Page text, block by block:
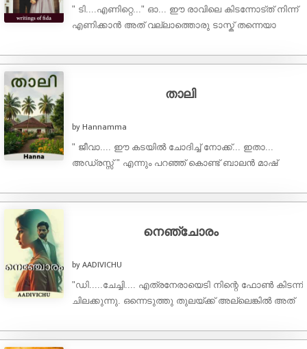
" ടി....എണിറ്റെ..." ഓ... ഈ രാവിലെ കിടന്നോട്ത് നിന്ന്
എണിക്കാൻ അത് വല്ലാത്തൊരു ടാസ്ക് തന്നെയാ
നിസ്കരിച്ചാൽ ...
താലി
by Hannamma
" ജീവാ.... ഈ കടയിൽ ചോദിച്ച് നോക്ക്... ഇതാ...
അഡ്രസ്സ് " എന്നും പറഞ്ഞ് കൊണ്ട് ബാലൻ മാഷ്
നെഞ്ചോരം
by AADIVICHU
"ഡി.....ചേച്ചി.... എത്രനേരായെടി നിന്റെ ഫോൺ കിടന്ന്
ചിലക്കുന്നു. ഒന്നെടുത്തു തുലയ്ക്ക് അല്ലെങ്കിൽ അത്
ചിന്നുനീയൊന്ന് ചുമ്മാതിരുന്നേ.... ഫോൺ അല്ലേ?